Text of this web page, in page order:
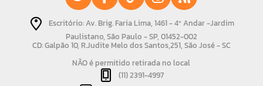
Escritório: Av. Brig. Faria Lima, 1461 - 4º Andar -Jardim
Paulistano, São Paulo - SP, 01452-002
CD: Galpão 10, R.Judite Melo dos Santos,251, São José - SC
NÃO é permitido retirada no local
(11) 2391-4997